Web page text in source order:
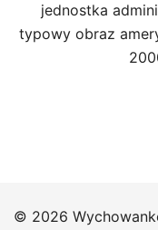
jednostka
typowy obraz
© 2026